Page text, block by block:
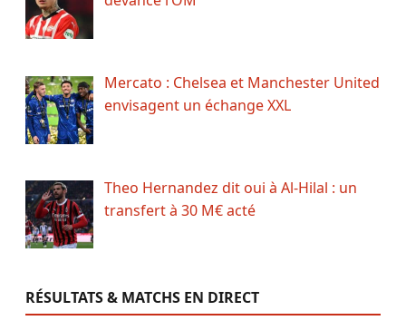
Mercato : Chelsea et Manchester United
envisagent un échange XXL
Theo Hernandez dit oui à Al-Hilal : un
transfert à 30 M€ acté
RÉSULTATS & MATCHS EN DIRECT